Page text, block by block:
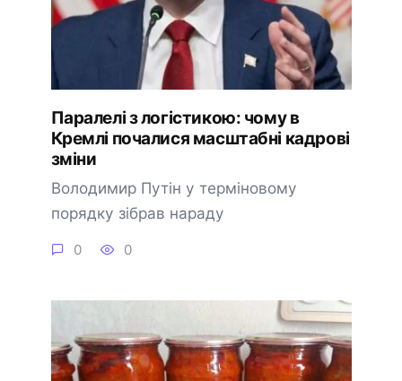
Паралелі з логістикою: чому в
Кремлі почалися масштабні кадрові
зміни
Володимир Путін у терміновому
порядку зібрав нараду
0 0